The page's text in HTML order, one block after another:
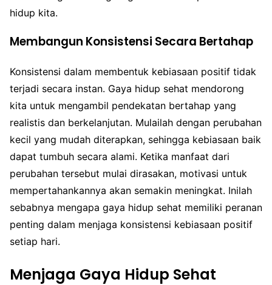
hidup kita.
Membangun Konsistensi Secara Bertahap
Konsistensi dalam membentuk kebiasaan positif tidak
terjadi secara instan. Gaya hidup sehat mendorong
kita untuk mengambil pendekatan bertahap yang
realistis dan berkelanjutan. Mulailah dengan perubahan
kecil yang mudah diterapkan, sehingga kebiasaan baik
dapat tumbuh secara alami. Ketika manfaat dari
perubahan tersebut mulai dirasakan, motivasi untuk
mempertahankannya akan semakin meningkat. Inilah
sebabnya mengapa gaya hidup sehat memiliki peranan
penting dalam menjaga konsistensi kebiasaan positif
setiap hari.
Menjaga Gaya Hidup Sehat